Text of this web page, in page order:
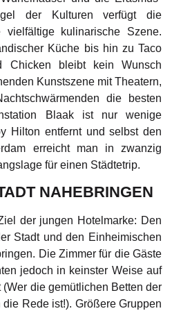
der Kulturen verfügt die
vielfältige kulinarische Szene.
Küche bis hin zu Taco
Chicken bleibt kein Wunsch
Kunstszene mit Theatern,
die besten
Blaak ist nur wenige
Hilton entfernt und selbst den
erreicht man in zwanzig
für einen Städtetrip.
NAHEBRINGEN
der jungen Hotelmarke: Den
Stadt und den Einheimischen
Die Zimmer für die Gäste
jedoch in keinster Weise auf
die gemütlichen Betten der
Rede ist!). Größere Gruppen